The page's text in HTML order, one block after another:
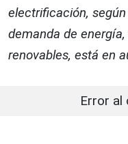
electrificación,
demanda de
renovables, está en
Error al